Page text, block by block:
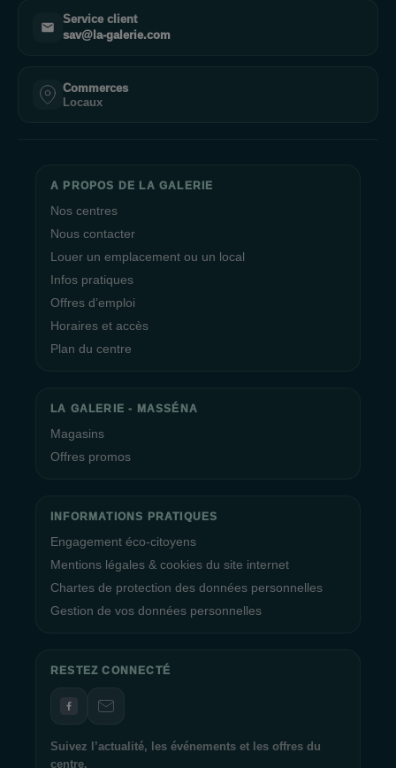
Service client
sav@la-galerie.com
Commerces
Locaux
A PROPOS DE LA GALERIE
Nos centres
Nous contacter
Louer un emplacement ou un local
Infos pratiques
Offres d’emploi
Horaires et accès
Plan du centre
LA GALERIE - MASSÉNA
Magasins
Offres promos
INFORMATIONS PRATIQUES
Engagement éco-citoyens
Mentions légales & cookies du site internet
Chartes de protection des données personnelles
Gestion de vos données personnelles
RESTEZ CONNECTÉ
Suivez l’actualité, les événements et les offres du
centre.